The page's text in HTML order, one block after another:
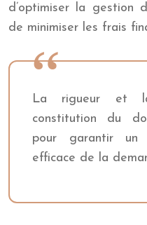
d’optimiser la gestion
de minimiser les frais
La rigueur et
constitution du
pour garantir
efficace de la